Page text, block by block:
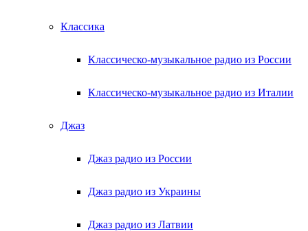
Классика
Классическо-музыкальное радио из России
Классическо-музыкальное радио из Италии
Джаз
Джаз радио из России
Джаз радио из Украины
Джаз радио из Латвии